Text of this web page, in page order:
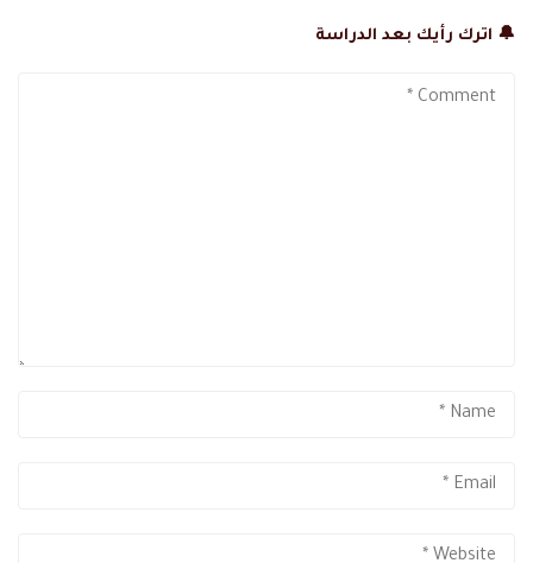
🔔 اترك رأيك بعد الدراسة